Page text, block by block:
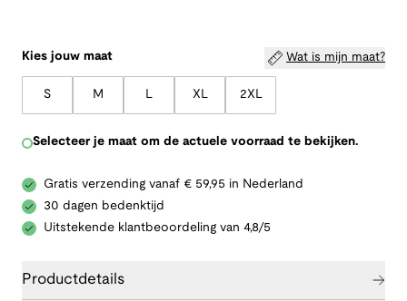
Kies jouw maat Wat is mijn maat?
S M L XL 2XL
Selecteer je maat om de actuele voorraad te bekijken.
Gratis verzending vanaf € 59,95 in Nederland
30 dagen bedenktijd
Uitstekende klantbeoordeling van 4,8/5
Productdetails